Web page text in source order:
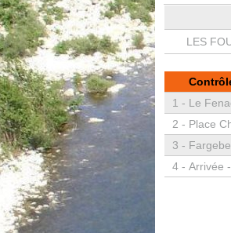
LES
1 - Le
2 - Place
3 -
4 - Arrivée